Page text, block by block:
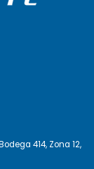
414, Zona 12,